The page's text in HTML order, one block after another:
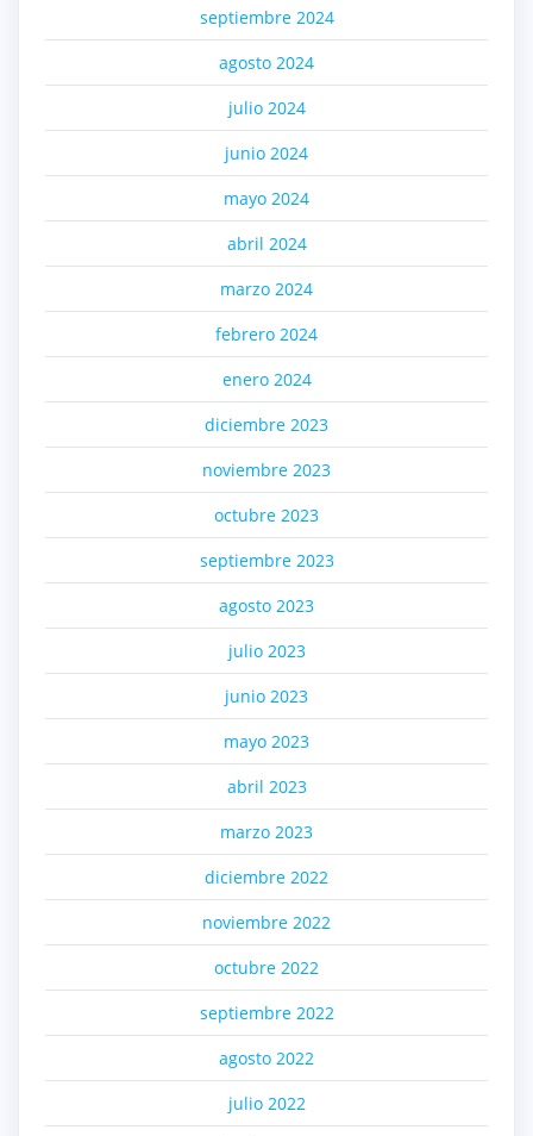
septiembre 2024
agosto 2024
julio 2024
junio 2024
mayo 2024
abril 2024
marzo 2024
febrero 2024
enero 2024
diciembre 2023
noviembre 2023
octubre 2023
septiembre 2023
agosto 2023
julio 2023
junio 2023
mayo 2023
abril 2023
marzo 2023
diciembre 2022
noviembre 2022
octubre 2022
septiembre 2022
agosto 2022
julio 2022